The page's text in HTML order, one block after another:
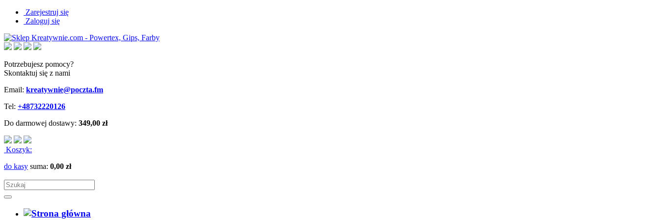
Zarejestruj się
Zaloguj się
Potrzebujesz pomocy?
Skontaktuj się z nami
Email: kreatywnie@poczta.fm
Tel: +48732220126
Do darmowej dostawy: 349,00 zł
Koszyk:
do kasy suma: 0,00 zł